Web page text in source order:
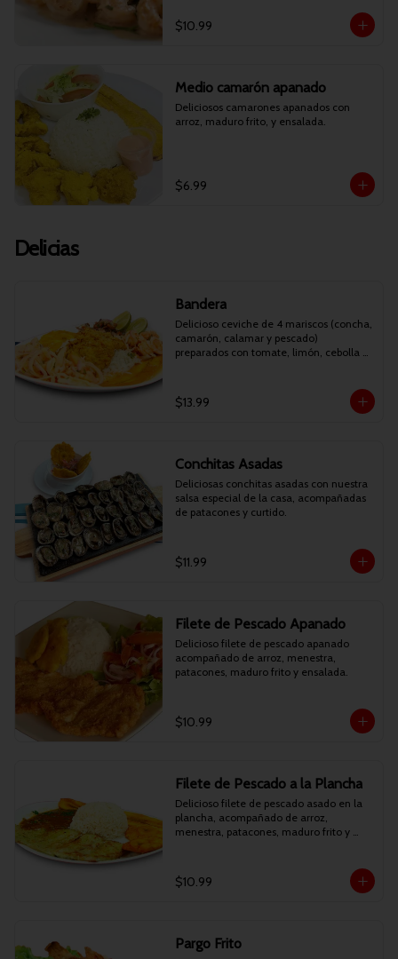
$10.99
Medio camarón apanado
Deliciosos camarones apanados con
arroz, maduro frito, y ensalada.
$6.99
Delicias
Bandera
Delicioso ceviche de 4 mariscos (concha,
camarón, calamar y pescado)
preparados con tomate, limón, cebolla y
frito.
NOTA: No incluye guatita.
$13.99
Conchitas Asadas
Deliciosas conchitas asadas con nuestra
salsa especial de la casa, acompañadas
de patacones y curtido.
$11.99
Filete de Pescado Apanado
Delicioso filete de pescado apanado
acompañado de arroz, menestra,
patacones, maduro frito y ensalada.
$10.99
Filete de Pescado a la Plancha
Delicioso filete de pescado asado en la
plancha, acompañado de arroz,
menestra, patacones, maduro frito y
$10.99
Pargo Frito